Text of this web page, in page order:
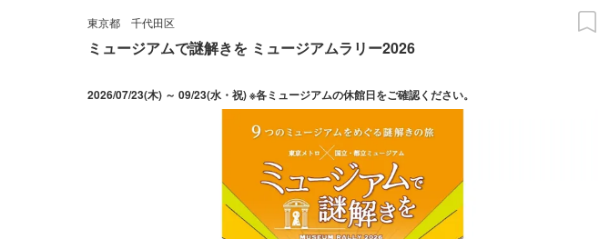
東京都 千代田区
ミュージアムで謎解きを ミュージアムラリー2026
2026/07/23(木) ～ 09/23(水・祝) ※各ミュージアムの休館日をご確認ください。